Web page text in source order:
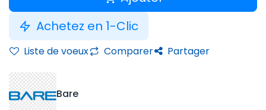
Achetez en 1-Clic
Liste de voeux Comparer Partager
Bare